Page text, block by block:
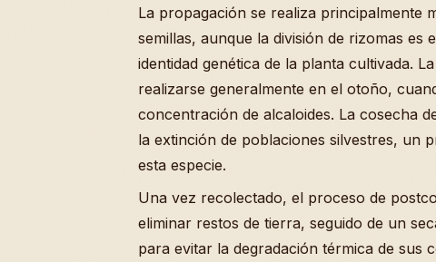
La propagación se realiza principalmente
semillas, aunque la división de rizomas
identidad genética de la planta cultivada.
realizarse generalmente en el otoño,
concentración de alcaloides. La cosecha
la extinción de poblaciones silvestres, un
esta especie.
Una vez recolectado, el proceso de
eliminar restos de tierra, seguido de un
para evitar la degradación térmica de sus